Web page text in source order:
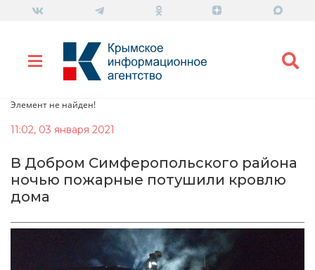
Элемент не найден!
11:02, 03 января 2021
В Добром Симферопольского района
ночью пожарные потушили кровлю
дома